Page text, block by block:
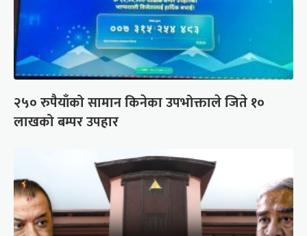
२५० रुपैयाँको सामान किनेका उपभोक्ताले जिते १०
लाखको बम्पर उपहार